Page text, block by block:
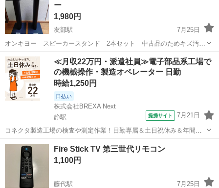
ー
1,980円
友部駅
7月25日
オンキヨー スピーカースタンド 2本セット 中古品のためキズ汚れ
有ります。 高さ約62cm 上面のサイズ約18cm✕23cm 台座のサイズ約
25cm✕29cm
茨城 笠間市 友部駅 オーディオ オンキヨー
≪月収22万円・派遣社員≫電子部品系工場で
の機械操作・製造オペレーター 日勤
時給1,250円
日払い
株式会社BREXA Next
静駅
提携サイト 7月21日
コネクタ製造工場の検査や測定作業！日勤専属＆土日祝休み＆年間休
日128日★クリーンルーム内作業★マイカー通勤OK＆無料駐車場あり
★就業先食堂利用可！日払い制度あり！《茨城県常陸大宮市》 人気の
工場のお仕事 ◇コネクタ製造工...
茨城 常陸大宮市 その他
Fire Stick TV 第三世代リモコン
1,100円
藤代駅
7月25日